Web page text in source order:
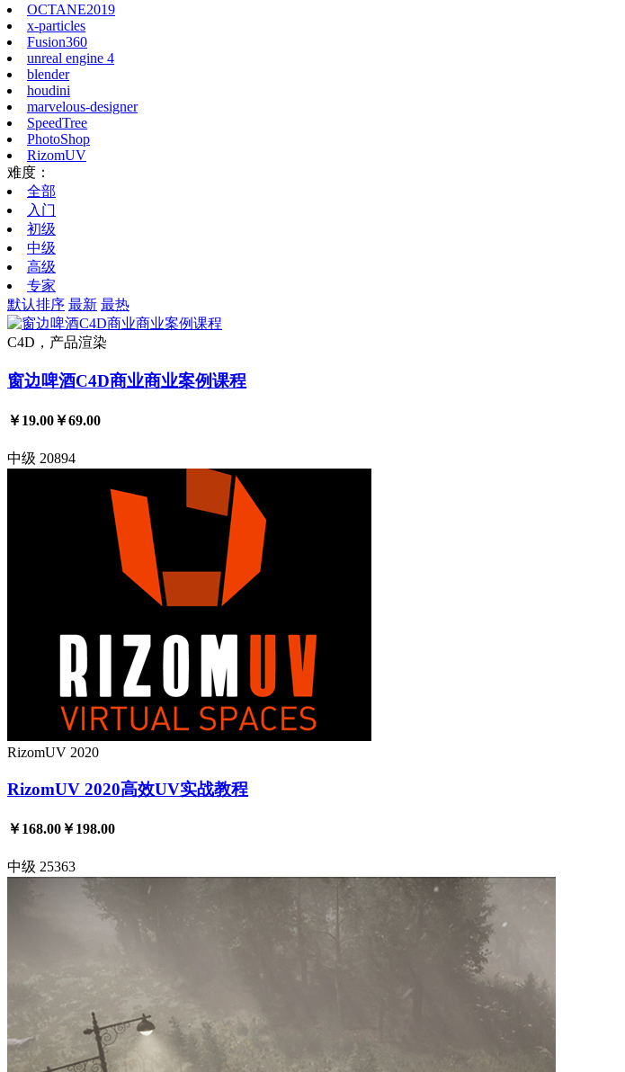
OCTANE2019
x-particles
Fusion360
unreal engine 4
blender
houdini
marvelous-designer
SpeedTree
PhotoShop
RizomUV
难度：
全部
入门
初级
中级
高级
专家
默认排序 最新 最热
C4D，产品渲染
窗边啤酒C4D商业商业案例课程
￥19.00￥69.00
中级 20894
RizomUV 2020
RizomUV 2020高效UV实战教程
￥168.00￥198.00
中级 25363